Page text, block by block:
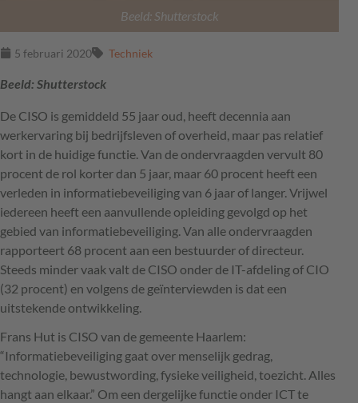
Beeld: Shutterstock
5 februari 2020 Techniek
Beeld: Shutterstock
De CISO is gemiddeld 55 jaar oud, heeft decennia aan
werkervaring bij bedrijfsleven of overheid, maar pas relatief
kort in de huidige functie. Van de ondervraagden vervult 80
procent de rol korter dan 5 jaar, maar 60 procent heeft een
verleden in informatiebeveiliging van 6 jaar of langer. Vrijwel
iedereen heeft een aanvullende opleiding gevolgd op het
gebied van informatiebeveiliging. Van alle ondervraagden
rapporteert 68 procent aan een bestuurder of directeur.
Steeds minder vaak valt de CISO onder de IT-afdeling of CIO
(32 procent) en volgens de geïnterviewden is dat een
uitstekende ontwikkeling.
Frans Hut is CISO van de gemeente Haarlem:
“Informatiebeveiliging gaat over menselijk gedrag,
technologie, bewustwording, fysieke veiligheid, toezicht. Alles
hangt aan elkaar.” Om een dergelijke functie onder ICTte